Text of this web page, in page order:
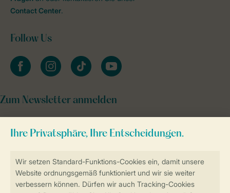
Sicher und schnell zur Online-Buchung
Contact Center.
Follow Us
facebookinstagramtiktok youtube
Zum Newsletter anmelden